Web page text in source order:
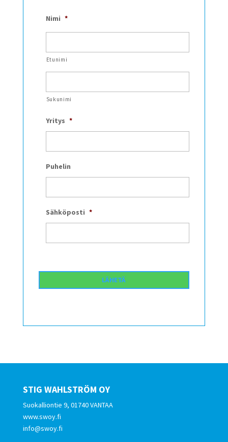
Nimi *
Etunimi
Sukunimi
Yritys *
Puhelin
Sähköposti *
STIG WAHLSTRÖM OY
Suokalliontie 9, 01740 VANTAA
www.swoy.fi
info@swoy.fi